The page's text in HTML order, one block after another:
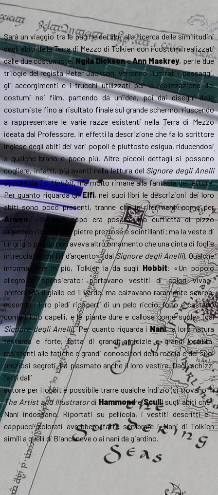
Sarà un viaggio tra le pagine dei libri alla ricerca delle similitudini
degli abiti della Terra di Mezzo di Tolkien con i costumi realizzati
dalle due costumiste, Ngila DicksoneAnn Maskrey, per le due
trilogie del regista Peter Jackson. Verranno illustrati i passaggi,
gli accorgimenti e i trucchi utilizzati per la realizzazione dei
costumi nei film, partendo da un’idea, poi dai disegni delle
costumiste fino al risultato finale sul grande schermo, riuscendo
a rappresentare le varie razze esistenti nella Terra di Mezzo
ideata dal Professore. In effetti la descrizione che fa lo scrittore
inglese degli abiti dei vari popoli è piuttosto esigua, riducendosi
a qualche brano e poco più. Altre piccoli dettagli si possono
cogliere, infatti, più avanti nella lettura del Signore degli Anelli
oppure daLo Hobbit, ma molto rimane alla fantasia del lettore.
Per quanto riguarda gliElfi, nei suoi libri le descrizioni dei loro
abiti sono poco presenti, tranne che in riferimenti come per
Arwen: «Sul suo capo era posata una cuffietta di pizzo
argenteo ricamata di pietre preziose e scintillanti; ma la veste di
un grigio pallido non aveva altro ornamento che una cinta di foglie
intrecciate con fili d’argento» (dalSignore degli Anelli). Qualche
informazione in più, Tolkien la dà sugli Hobbit: «Un popolo
allegro e spensierato; portavano vestiti di colori vivaci,
preferendo il giallo ed il verde, ma calzavano raramente scarpe,
essendo i loro piedi ricoperti di un pelo riccio, folto e castano
come i loro capelli, e le piante dure e callose come suole» (dal
Signore degli Anelli). Per quanto riguarda i Nani, la loro natura
testarda e forte, fatta di grandi amicizie e grandi ostilità,
resistenti alle fatiche e grandi conoscitori della roccia e dei suoi
preziosi segreti, ha plasmato anche il loro vestire. Dagli schizzi
fatti dall’
autore per Hobbit è possibile trarre qualche indizio (si trovano in
The Artist and Illustratordi HammondeScull) sugli abiti che i
Nani indossano. Riportati su pellicola, i vestiti descritti e i
cappucci colorati avrebbero fatto sembrare i Nani di Tolkien
simili a quelli di Biancaneve o ai nani da giardino.